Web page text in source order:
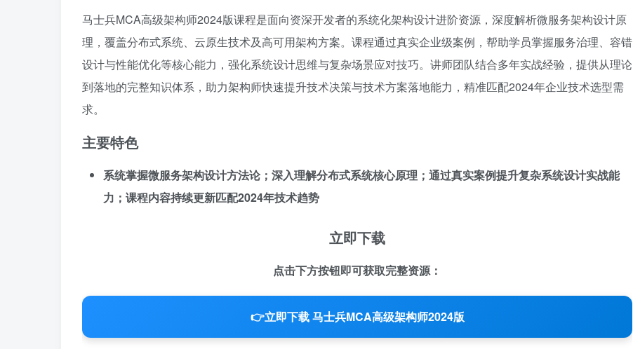
马士兵MCA高级架构师2024版课程是面向资深开发者的系统化架构设计进阶资源，深度解析微服务架构设计原
理，覆盖分布式系统、云原生技术及高可用架构方案。课程通过真实企业级案例，帮助学员掌握服务治理、容错
设计与性能优化等核心能力，强化系统设计思维与复杂场景应对技巧。讲师团队结合多年实战经验，提供从理论
到落地的完整知识体系，助力架构师快速提升技术决策与技术方案落地能力，精准匹配2024年企业技术选型需
求。
主要特色
系统掌握微服务架构设计方法论；深入理解分布式系统核心原理；通过真实案例提升复杂系统设计实战能
力；课程内容持续更新匹配2024年技术趋势
立即下载
点击下方按钮即可获取完整资源：
👉立即下载 马士兵MCA高级架构师2024版